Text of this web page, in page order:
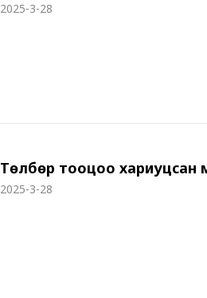
2025-3-28
Төлбөр тооцоо хариуцсан
2025-3-28